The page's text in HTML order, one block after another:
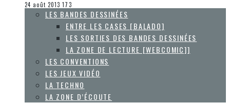
24 août 2013 173
LES BANDES DESSINÉES
ENTRE LES CASES [BALADO]
LES SORTIES DES BANDES DESSINÉES
LA ZONE DE LECTURE [WEBCOMIC]]
LES CONVENTIONS
LES JEUX VIDÉO
LA TECHNO
LA ZONE D’ÉCOUTE